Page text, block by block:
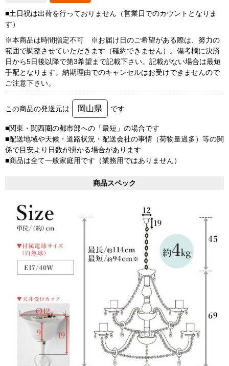
■土日祝は出荷を行っておりません（営業日でのカウントとなりま
す）
※本商品は時間指定不可 ※お届け日のご希望がある際は、努力の
範囲で調整させていただきます（確約できません）。備考欄に決済
日から5日後以降で第3希望まで記載下さい。記載がない場合は最短
手配となります。納期理由でのキャンセルはお受けできませんので
ご注意下さい。
この商品の発送元は 岡山県 です
■関東・関西圏の都市部への「最短」の場合です
■配送地域や天候・道路状況・配送会社の事情（荷物量過多）等の関
係で目安より日数が掛かる場合があります
■商品は全て一般家庭用です（業務用ではありません）
商品スペック